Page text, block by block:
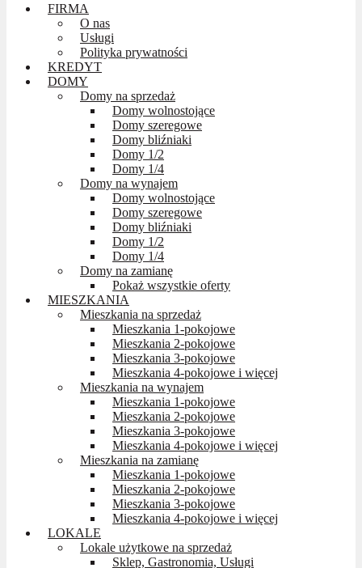
FIRMA
O nas
Usługi
Polityka prywatności
KREDYT
DOMY
Domy na sprzedaż
Domy wolnostojące
Domy szeregowe
Domy bliźniaki
Domy 1/2
Domy 1/4
Domy na wynajem
Domy wolnostojące
Domy szeregowe
Domy bliźniaki
Domy 1/2
Domy 1/4
Domy na zamianę
Pokaż wszystkie oferty
MIESZKANIA
Mieszkania na sprzedaż
Mieszkania 1-pokojowe
Mieszkania 2-pokojowe
Mieszkania 3-pokojowe
Mieszkania 4-pokojowe i więcej
Mieszkania na wynajem
Mieszkania 1-pokojowe
Mieszkania 2-pokojowe
Mieszkania 3-pokojowe
Mieszkania 4-pokojowe i więcej
Mieszkania na zamianę
Mieszkania 1-pokojowe
Mieszkania 2-pokojowe
Mieszkania 3-pokojowe
Mieszkania 4-pokojowe i więcej
LOKALE
Lokale użytkowe na sprzedaż
Sklep, Gastronomia, Usługi